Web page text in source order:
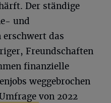
Der ständige
und
erschwert das
Freundschaften
finanzielle
weggebrochen
von 2022